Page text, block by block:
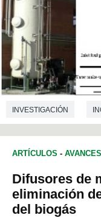
INVESTIGACIÓN
ARTÍCULOS - AVANCES
Difusores de
eliminación
del biogás